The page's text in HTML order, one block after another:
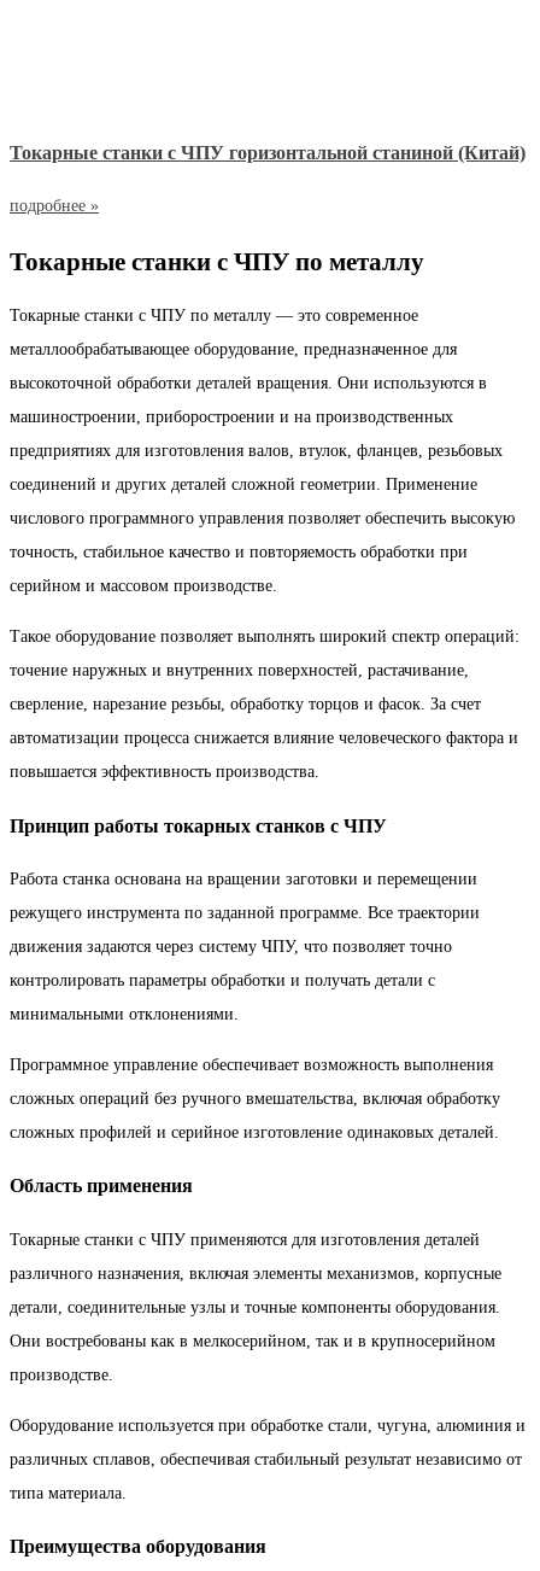
Токарные станки с ЧПУ горизонтальной станиной (Китай)
подробнее »
Токарные станки с ЧПУ по металлу
Токарные станки с ЧПУ по металлу — это современное
металлообрабатывающее оборудование, предназначенное для
высокоточной обработки деталей вращения. Они используются в
машиностроении, приборостроении и на производственных
предприятиях для изготовления валов, втулок, фланцев, резьбовых
соединений и других деталей сложной геометрии. Применение
числового программного управления позволяет обеспечить высокую
точность, стабильное качество и повторяемость обработки при
серийном и массовом производстве.
Такое оборудование позволяет выполнять широкий спектр операций:
точение наружных и внутренних поверхностей, растачивание,
сверление, нарезание резьбы, обработку торцов и фасок. За счет
автоматизации процесса снижается влияние человеческого фактора и
повышается эффективность производства.
Принцип работы токарных станков с ЧПУ
Работа станка основана на вращении заготовки и перемещении
режущего инструмента по заданной программе. Все траектории
движения задаются через систему ЧПУ, что позволяет точно
контролировать параметры обработки и получать детали с
минимальными отклонениями.
Программное управление обеспечивает возможность выполнения
сложных операций без ручного вмешательства, включая обработку
сложных профилей и серийное изготовление одинаковых деталей.
Область применения
Токарные станки с ЧПУ применяются для изготовления деталей
различного назначения, включая элементы механизмов, корпусные
детали, соединительные узлы и точные компоненты оборудования.
Они востребованы как в мелкосерийном, так и в крупносерийном
производстве.
Оборудование используется при обработке стали, чугуна, алюминия и
различных сплавов, обеспечивая стабильный результат независимо от
типа материала.
Преимущества оборудования